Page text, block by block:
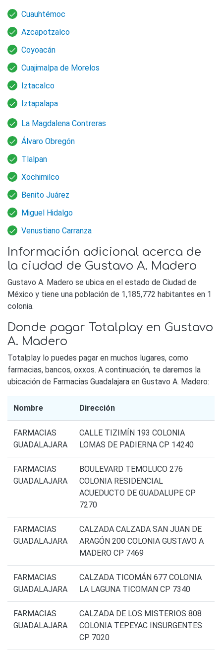
Cuauhtémoc
Azcapotzalco
Coyoacán
Cuajimalpa de Morelos
Iztacalco
Iztapalapa
La Magdalena Contreras
Álvaro Obregón
Tlalpan
Xochimilco
Benito Juárez
Miguel Hidalgo
Venustiano Carranza
Información adicional acerca de
la ciudad de Gustavo A. Madero
Gustavo A. Madero se ubica en el estado de Ciudad de
México y tiene una población de 1,185,772 habitantes en 1
colonia.
Donde pagar Totalplay en Gustavo
A. Madero
Totalplay lo puedes pagar en muchos lugares, como
farmacias, bancos, oxxos. A continuación, te daremos la
ubicación de Farmacias Guadalajara en Gustavo A. Madero:
Nombre Dirección
FARMACIAS
GUADALAJARA
CALLE TIZIMÍN 193 COLONIA
LOMAS DE PADIERNA CP 14240
FARMACIAS
GUADALAJARA
BOULEVARD TEMOLUCO 276
COLONIA RESIDENCIAL
ACUEDUCTO DE GUADALUPE CP
7270
FARMACIAS
GUADALAJARA
CALZADA CALZADA SAN JUAN DE
ARAGÓN 200 COLONIA GUSTAVO A
MADERO CP 7469
FARMACIAS
GUADALAJARA
CALZADA TICOMÁN 677 COLONIA
LA LAGUNA TICOMAN CP 7340
FARMACIAS
GUADALAJARA
CALZADA DE LOS MISTERIOS 808
COLONIA TEPEYAC INSURGENTES
CP 7020